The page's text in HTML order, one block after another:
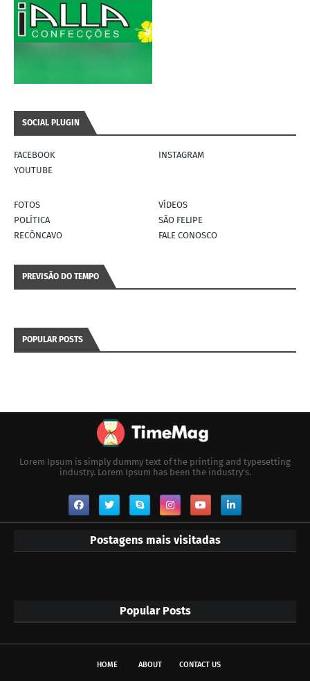
SOCIAL PLUGIN
FACEBOOK
INSTAGRAM
YOUTUBE
FOTOS
VÍDEOS
POLÍTICA
SÃO FELIPE
RECÔNCAVO
FALE CONOSCO
PREVISÃO DO TEMPO
POPULAR POSTS
Lorem Ipsum is simply dummy text of the printing and typesetting
industry. Lorem Ipsum has been the industry's.
Postagens mais visitadas
Popular Posts
HOME ABOUT CONTACT US